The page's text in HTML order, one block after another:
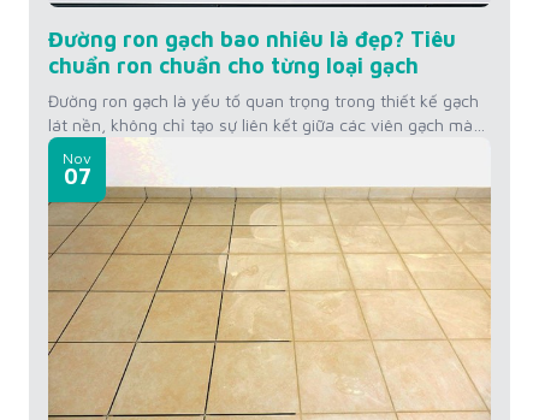
Đường ron gạch bao nhiêu là đẹp? Tiêu
chuẩn ron chuẩn cho từng loại gạch
Đường ron gạch là yếu tố quan trọng trong thiết kế gạch
lát nền, không chỉ tạo sự liên kết giữa các viên gạch mà
còn ảnh hưởng đến thẩm mỹ không gian. Vậy đường ron
gạch bao nhiêu là đẹp? Hãy cùng tìm hiểu tiêu chuẩn
đường ron cho từng loại gạch mà KINGSMEN...
Nov
07